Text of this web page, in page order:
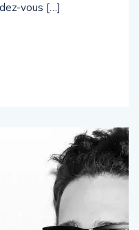
vous […]